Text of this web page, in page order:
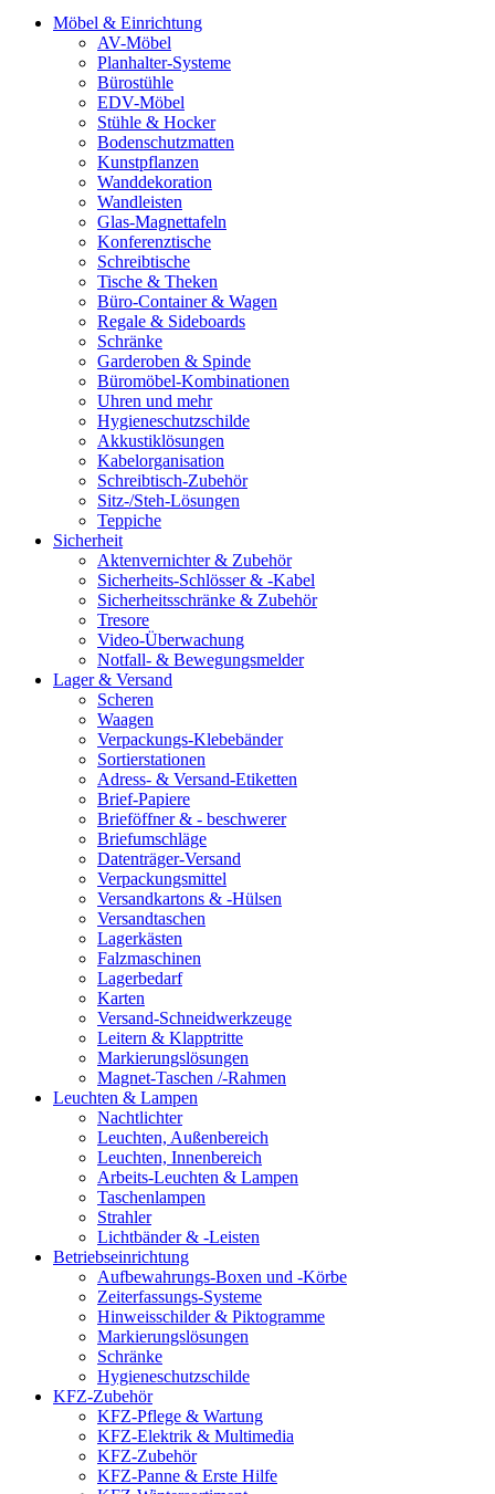
Möbel & Einrichtung
AV-Möbel
Planhalter-Systeme
Bürostühle
EDV-Möbel
Stühle & Hocker
Bodenschutzmatten
Kunstpflanzen
Wanddekoration
Wandleisten
Glas-Magnettafeln
Konferenztische
Schreibtische
Tische & Theken
Büro-Container & Wagen
Regale & Sideboards
Schränke
Garderoben & Spinde
Büromöbel-Kombinationen
Uhren und mehr
Hygieneschutzschilde
Akkustiklösungen
Kabelorganisation
Schreibtisch-Zubehör
Sitz-/Steh-Lösungen
Teppiche
Sicherheit
Aktenvernichter & Zubehör
Sicherheits-Schlösser & -Kabel
Sicherheitsschränke & Zubehör
Tresore
Video-Überwachung
Notfall- & Bewegungsmelder
Lager & Versand
Scheren
Waagen
Verpackungs-Klebebänder
Sortierstationen
Adress- & Versand-Etiketten
Brief-Papiere
Brieföffner & - beschwerer
Briefumschläge
Datenträger-Versand
Verpackungsmittel
Versandkartons & -Hülsen
Versandtaschen
Lagerkästen
Falzmaschinen
Lagerbedarf
Karten
Versand-Schneidwerkzeuge
Leitern & Klapptritte
Markierungslösungen
Magnet-Taschen /-Rahmen
Leuchten & Lampen
Nachtlichter
Leuchten, Außenbereich
Leuchten, Innenbereich
Arbeits-Leuchten & Lampen
Taschenlampen
Strahler
Lichtbänder & -Leisten
Betriebseinrichtung
Aufbewahrungs-Boxen und -Körbe
Zeiterfassungs-Systeme
Hinweisschilder & Piktogramme
Markierungslösungen
Schränke
Hygieneschutzschilde
KFZ-Zubehör
KFZ-Pflege & Wartung
KFZ-Elektrik & Multimedia
KFZ-Zubehör
KFZ-Panne & Erste Hilfe